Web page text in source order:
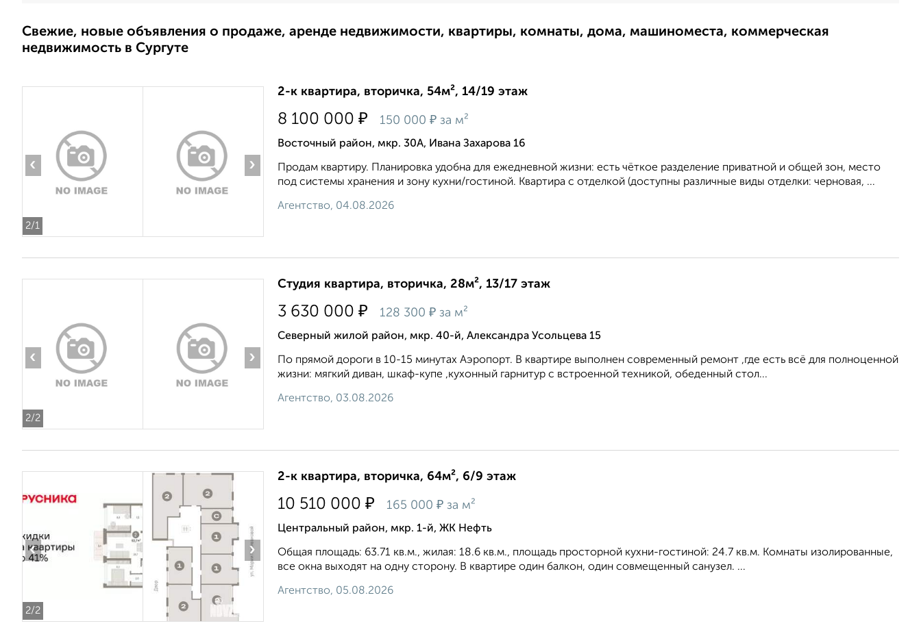
Свежие, новые объявления о продаже, аренде недвижимости, квартиры, комнаты, дома, машиноместа, коммерческая
недвижимость в Сургуте
2/1
‹ ›
2-к квартира, вторичка, 54м², 14/19 этаж
8 100 000 ₽ 150 000 ₽ за м²
Восточный район, мкр. 30А, Ивана Захарова 16
Продам квартиру. Планировка удобна для ежедневной жизни: есть чёткое разделение приватной и общей зон, место
под системы хранения и зону кухни/гостиной. Квартира с отделкой (доступны различные виды отделки: черновая, ...
Агентство, 04.08.2026
2/2
‹ ›
Студия квартира, вторичка, 28м², 13/17 этаж
3 630 000 ₽ 128 300 ₽ за м²
Северный жилой район, мкр. 40-й, Александра Усольцева 15
По прямой дороги в 10-15 минутах Аэропорт. В квартире выполнен современный ремонт ,где есть всё для полноценной
жизни: мягкий диван, шкаф-купе ,кухонный гарнитур с встроенной техникой, обеденный стол...
Агентство, 03.08.2026
2/2
‹ ›
2-к квартира, вторичка, 64м², 6/9 этаж
10 510 000 ₽ 165 000 ₽ за м²
Центральный район, мкр. 1-й, ЖК Нефть
Общая площадь: 63.71 кв.м., жилая: 18.6 кв.м., площадь просторной кухни-гостиной: 24.7 кв.м. Комнаты изолированные,
все окна выходят на одну сторону. В квартире один балкон, один совмещенный санузел. ...
Агентство, 05.08.2026